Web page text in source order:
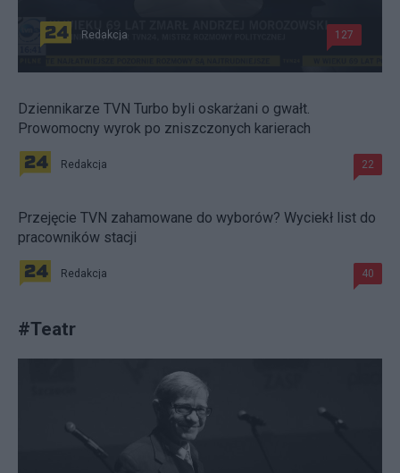
Redakcja 127
Dziennikarze TVN Turbo byli oskarżani o gwałt.
Prowomocny wyrok po zniszczonych karierach
Redakcja 22
Przejęcie TVN zahamowane do wyborów? Wyciekł list do
pracowników stacji
Redakcja 40
#Teatr